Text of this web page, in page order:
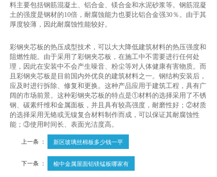
料主要包括钢筋混凝土、铝合金、镁合金和水泥砂浆等。钢筋混凝
土的强度是钢材的10倍，耐腐蚀能力也要比铝合金强30％。由于其
厚度较薄，因此耐腐蚀性能较好。
彩钢夹芯板的热压成型技术，可以大大降低建筑材料的热压强度和
阻燃性能。由于采用了彩钢夹芯板，在施工中不需要进行任何处
理，因此在安装中不会产生噪音、粉尘等对人体健康有害物质。而
且彩钢夹芯板是目前国内外优良的建筑材料之一。钢结构安装后，
应及时进行拆除、修复和更换。这种产品应用于建筑工程，具有广
阔的市场前景。这种彩钢夹芯板的特点是①材料的选择采用了不锈
钢、碳素纤维和金属面板，并且具有较高强度，耐磨性好；②材质
的选择采用无铬或无镍复合材料制作而成，可以保证其耐腐蚀性
能；③使用时间长、表面光洁度高。
上一条 ： 新区玻璃丝棉板多少钱一平
下一条 ： 榆中金属屋面铝镁锰板哪家有